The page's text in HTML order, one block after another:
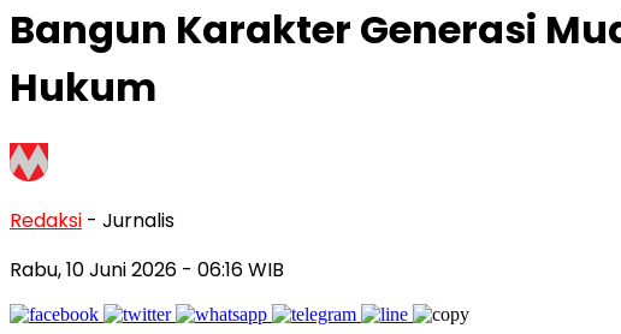
Bangun Karakter Generasi
Hukum
Redaksi - Jurnalis
Rabu, 10 Juni 2026 - 06:16 WIB